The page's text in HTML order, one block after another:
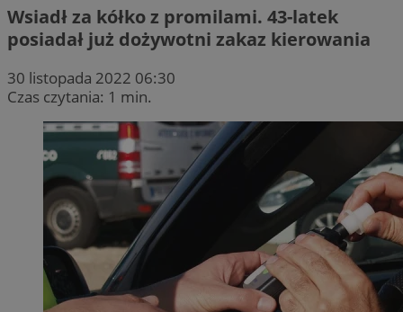
Wsiadł za kółko z promilami. 43-latek
posiadał już dożywotni zakaz kierowania
30 listopada 2022 06:30
Czas czytania: 1 min.